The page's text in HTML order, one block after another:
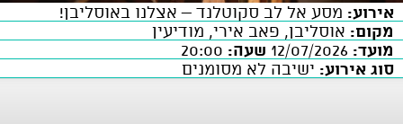
אירוע: מסע אל לב סקוטלנד – אצלנו באוסליבן!
מקום: אוסליבן, פאב אירי, מודיעין
מועד:
שעה:
סוג אירוע: ישיבה לא מסומנים